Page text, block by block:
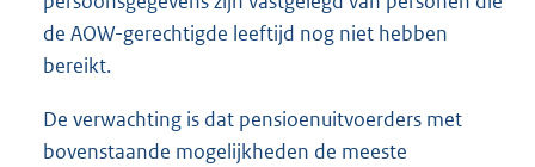
de AOW-gerechtigde leeftijd nog niet hebben
bereikt.
De verwachting is dat pensioenuitvoerders met
bovenstaande mogelijkheden de meeste